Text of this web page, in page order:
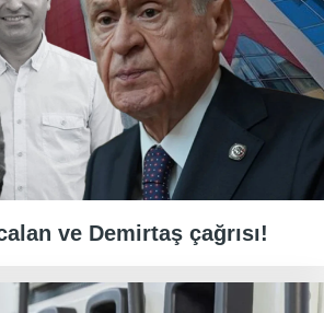
ve Demirtaş çağrısı!